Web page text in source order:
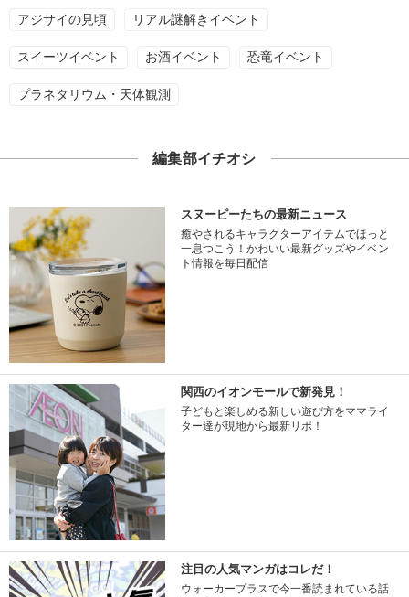
アジサイの見頃 リアル謎解きイベント
スイーツイベント お酒イベント 恐竜イベント
プラネタリウム・天体観測
編集部イチオシ
スヌーピーたちの最新ニュース
癒やされるキャラクターアイテムでほっと
一息つこう！かわいい最新グッズやイベン
ト情報を毎日配信
関西のイオンモールで新発見！
子どもと楽しめる新しい遊び方をママライ
ター達が現地から最新リポ！
注目の人気マンガはコレだ！
ウォーカープラスで今一番読まれている話